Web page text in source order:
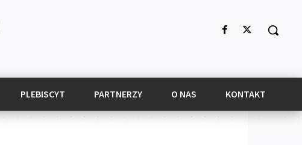
PLEBISCYT PARTNERZY O NAS KONTAKT